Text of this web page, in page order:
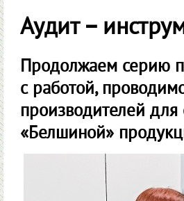
Аудит –
Продолжаем серию
с работой,
производителей для
«Белшиной»